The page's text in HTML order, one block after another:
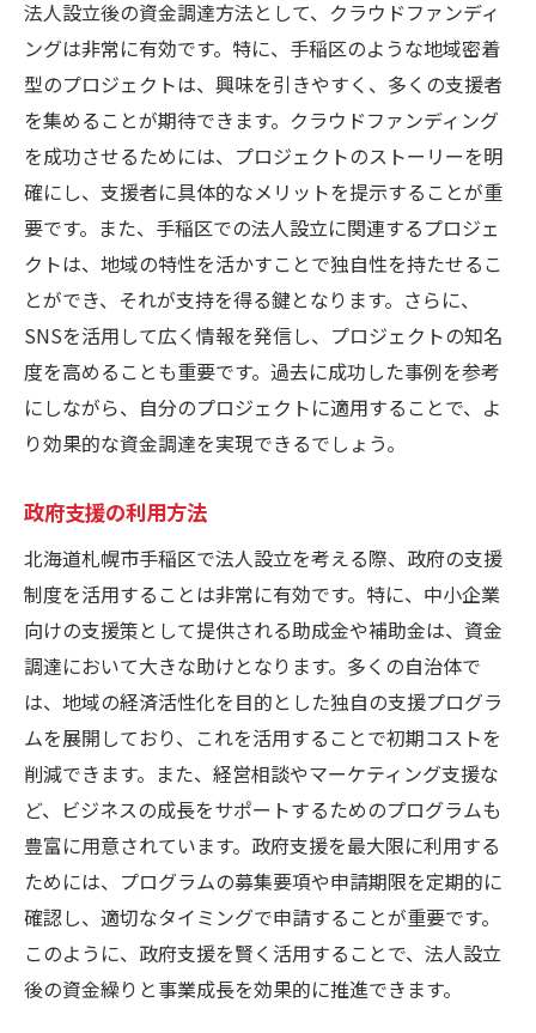
法人設立後の資金調達方法として、クラウドファンディ
ングは非常に有効です。特に、手稲区のような地域密着
型のプロジェクトは、興味を引きやすく、多くの支援者
を集めることが期待できます。クラウドファンディング
を成功させるためには、プロジェクトのストーリーを明
確にし、支援者に具体的なメリットを提示することが重
要です。また、手稲区での法人設立に関連するプロジェ
クトは、地域の特性を活かすことで独自性を持たせるこ
とができ、それが支持を得る鍵となります。さらに、
SNSを活用して広く情報を発信し、プロジェクトの知名
度を高めることも重要です。過去に成功した事例を参考
にしながら、自分のプロジェクトに適用することで、よ
り効果的な資金調達を実現できるでしょう。
政府支援の利用方法
北海道札幌市手稲区で法人設立を考える際、政府の支援
制度を活用することは非常に有効です。特に、中小企業
向けの支援策として提供される助成金や補助金は、資金
調達において大きな助けとなります。多くの自治体で
は、地域の経済活性化を目的とした独自の支援プログラ
ムを展開しており、これを活用することで初期コストを
削減できます。また、経営相談やマーケティング支援な
ど、ビジネスの成長をサポートするためのプログラムも
豊富に用意されています。政府支援を最大限に利用する
ためには、プログラムの募集要項や申請期限を定期的に
確認し、適切なタイミングで申請することが重要です。
このように、政府支援を賢く活用することで、法人設立
後の資金繰りと事業成長を効果的に推進できます。